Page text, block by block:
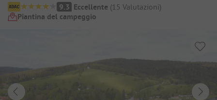
Panoramica del campeggio
9.3 Eccellente (15 Valutazioni)
Piantina del campeggio